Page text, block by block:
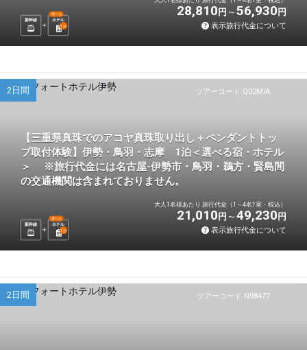
新幹線 ホテル
選べる
1 泊
28,810 円 56,930 円
表示旅行代金について
ツアーコード Q02MIA
2日間
【三重県真珠でのアコヤ真珠取り出し＋ペンダントトッ
プ取付体験】伊勢・鳥羽・志摩 1泊＜選べる宿・ホテル
＞ ※旅行代金には名古屋-伊勢市・鳥羽・鵜方・賢島間
の交通機関は含まれておりません。
新幹線 ホテル
選べる
1 泊
大人1名様あたり 旅行代金（1～4名1室・税込）
21,010 円 49,230 円
表示旅行代金について
ツアーコード N98477
2日間